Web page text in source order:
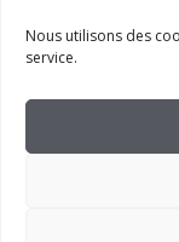
Nous utilisons des
service.